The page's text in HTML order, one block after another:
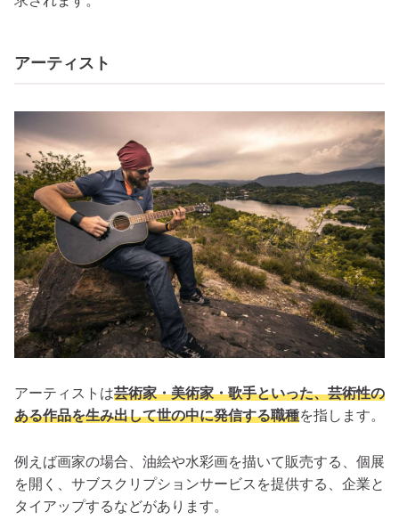
アーティスト
アーティストは芸術家・美術家・歌手といった、芸術性の
ある作品を生み出して世の中に発信する職種を指します。
例えば画家の場合、油絵や水彩画を描いて販売する、個展
を開く、サブスクリプションサービスを提供する、企業と
タイアップするなどがあります。